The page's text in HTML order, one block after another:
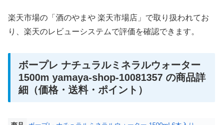
楽天市場の「酒のやまや 楽天市場店」で取り扱われてお
り、楽天のレビューシステムで評価を確認できます。
ボープレ ナチュラルミネラルウォーター
1500m yamaya-shop-10081357 の商品詳
細（価格・送料・ポイント）